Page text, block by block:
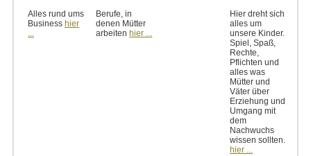
Alles rund ums
Business hier
...
Berufe, in
denen Mütter
arbeiten hier ...
Hier dreht sich
alles um
unsere Kinder.
Spiel, Spaß,
Rechte,
Pflichten und
alles was
Mütter und
Väter über
Erziehung und
Umgang mit
dem
Nachwuchs
wissen sollten.
hier ...